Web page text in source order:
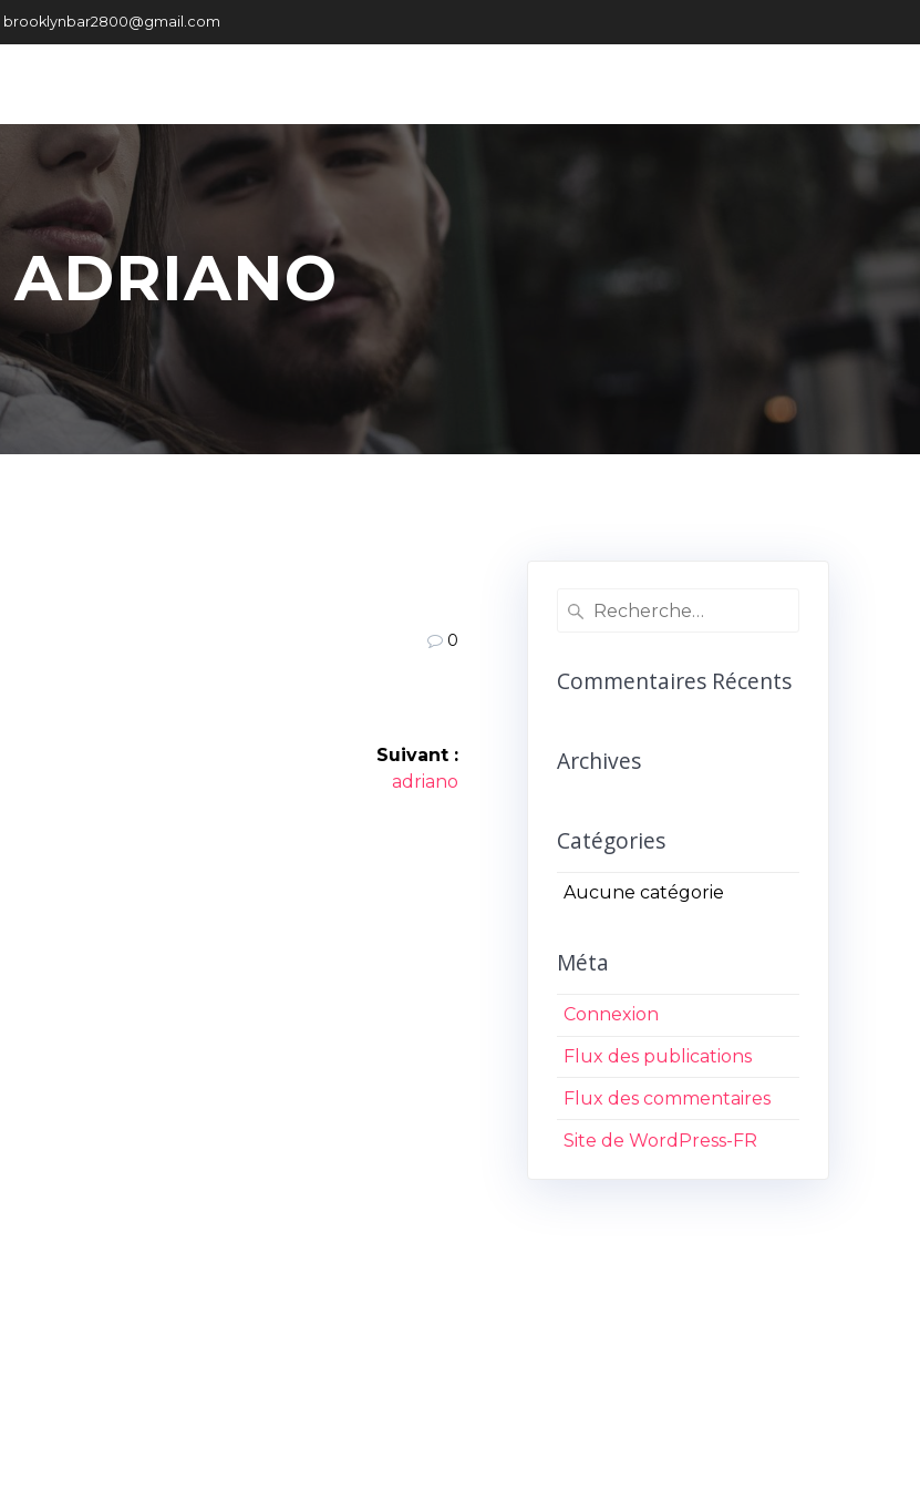
brooklynbar2800@gmail.com
ADRIANO
0
Suivant :
Article
adriano
Recherche
pour
Commentaires Récents
Archives
Catégories
Aucune catégorie
Méta
Connexion
Flux des publications
Flux des commentaires
Site de WordPress-FR